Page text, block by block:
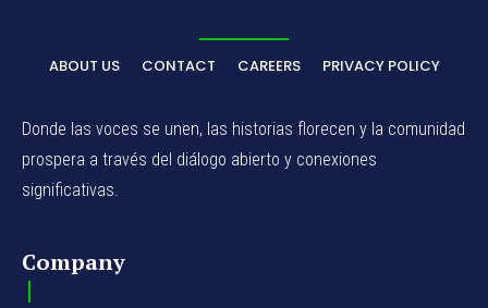
ABOUT US CONTACT CAREERS PRIVACY POLICY
Donde las voces se unen, las historias florecen y la comunidad
prospera a través del diálogo abierto y conexiones
significativas.
Company